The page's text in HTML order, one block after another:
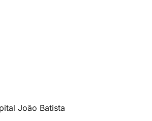
João Batista